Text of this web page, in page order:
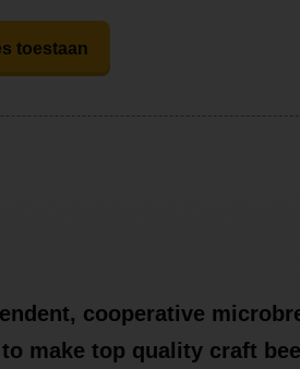
cooperative
make top quality craft
toestaan